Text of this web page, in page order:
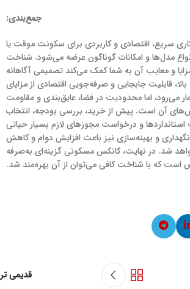
جمع‌بندی:
سریع، اقتصادی و کاربردی برای سکونت موقت یا
مدل‌ها و امکانات گوناگون عرضه می‌شود. شناخت
و معایب آن به شما کمک می‌کند تصمیمی آگاهانه
قابلیت جابجایی و صرفه‌جویی اقتصادی از مزایای
می‌رود، اما محدودیت در فضا، عایق‌بندی و مقاومت
آن است. پیش از خرید، بررسی بودجه، انتخاب
استانداردها و درخواست مجوزهای لازم بسیار حیاتی
و بهینه‌سازی نیز باعث افزایش دوام و کاهش
شد. در نهایت، کانکس مسکونی گزینه‌ای به‌صرفه
است که با شناخت کافی می‌توان از آن بهره‌مند شد.
قدیمی تر